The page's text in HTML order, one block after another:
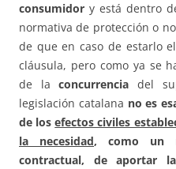
consumidor y está dentro
normativa de protección o
de que en caso de estarlo
cláusula, pero como ya se
de laconcurrencia del
legislación catalana no es
de losefectos civiles
la necesidad, como un
contractual, de aportar